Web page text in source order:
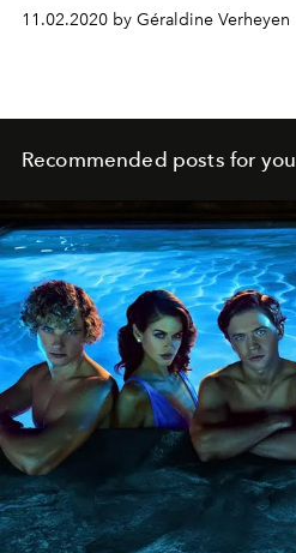
11.02.2020 by Géraldine Verheyen
Recommended posts for you